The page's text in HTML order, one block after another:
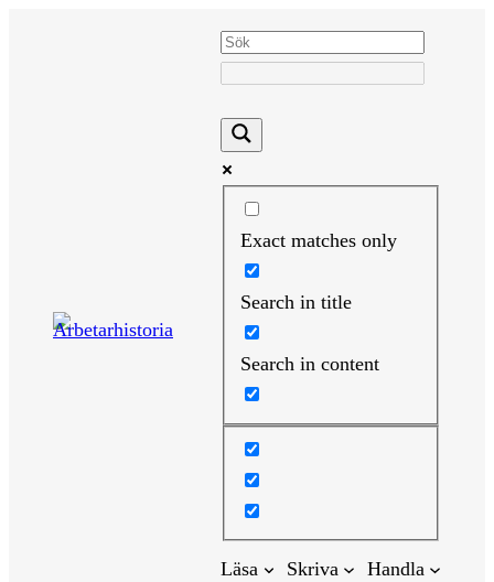
Exact matches only
Search in title
Search in content
Läsa Skriva
Handla